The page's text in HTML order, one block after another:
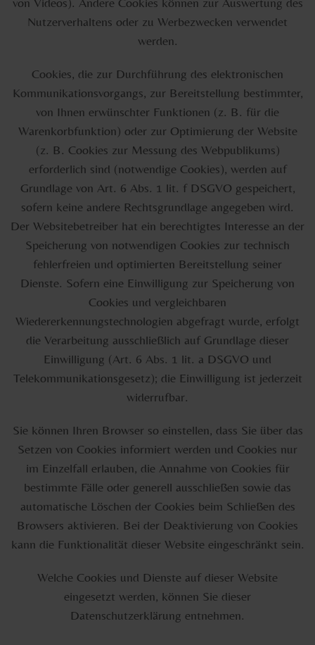
Nutzerverhaltens oder zu Werbezwecken verwendet
werden.
Cookies, die zur Durchführung des elektronischen
Kommunikationsvorgangs, zur Bereitstellung bestimmter,
von Ihnen erwünschter Funktionen (z. B. für die
Warenkorbfunktion) oder zur Optimierung der Website
(z. B. Cookies zur Messung des Webpublikums)
erforderlich sind (notwendige Cookies), werden auf
Grundlage von Art. 6 Abs. 1 lit. f DSGVO gespeichert,
sofern keine andere Rechtsgrundlage angegeben wird.
Der Websitebetreiber hat ein berechtigtes Interesse an der
Speicherung von notwendigen Cookies zur technisch
fehlerfreien und optimierten Bereitstellung seiner
Dienste. Sofern eine Einwilligung zur Speicherung von
Cookies und vergleichbaren
Wiedererkennungstechnologien abgefragt wurde, erfolgt
die Verarbeitung ausschließlich auf Grundlage dieser
Einwilligung (Art. 6 Abs. 1 lit. a DSGVO und
Telekommunikationsgesetz); die Einwilligung ist jederzeit
widerrufbar.
Sie können Ihren Browser so einstellen, dass Sie über das
Setzen von Cookies informiert werden und Cookies nur
im Einzelfall erlauben, die Annahme von Cookies für
bestimmte Fälle oder generell ausschließen sowie das
automatische Löschen der Cookies beim Schließen des
Browsers aktivieren. Bei der Deaktivierung von Cookies
kann die Funktionalität dieser Website eingeschränkt sein.
Welche Cookies und Dienste auf dieser Website
eingesetzt werden, können Sie dieser
Datenschutzerklärung entnehmen.